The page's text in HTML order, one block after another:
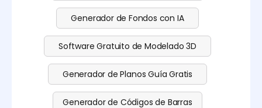
Generador de Fondos con IA
Software Gratuito de Modelado 3D
Generador de Planos Guía Gratis
Generador de Códigos de Barras